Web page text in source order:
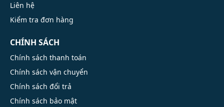
Liên hệ
Kiểm tra đơn hàng
CHÍNH SÁCH
Chính sách thanh toán
Chính sách vận chuyển
Chính sách đổi trả
Chính sách bảo mật